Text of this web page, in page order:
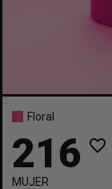
Floral
216 favorite_border
MUJER